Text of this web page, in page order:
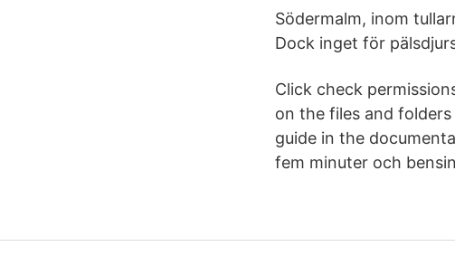
Södermalm, inom
Dock inget för
Click check
on the files and
guide in the
fem minuter och